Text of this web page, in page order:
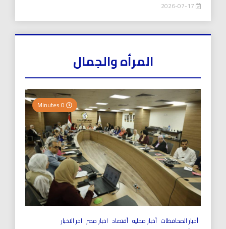
المرأه والجمال
أخبار المحافظات أخبار محليه أقتصاد اخبار مصر اخر الاخبار